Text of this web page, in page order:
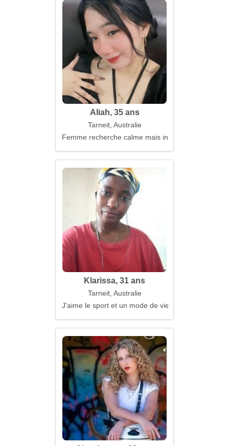
Aliah, 35 ans
Tarneit, Australie
Femme recherche calme mais intéressante
Klarissa, 31 ans
Tarneit, Australie
J'aime le sport et un mode de vie sain